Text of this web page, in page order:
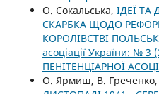
О. Сокальська, ІДЕЇ ТА
СКАРБКА ЩОДО
КОРОЛІВСТВІ
асоціації України: № 3
ПЕНІТЕНЦІАРНОЇ
О. Ярмиш, В. Греченко,